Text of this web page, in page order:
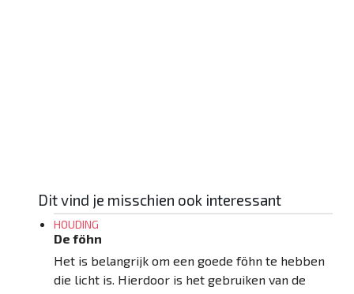
Dit vind je misschien ook interessant
HOUDING
De föhn
Het is belangrijk om een goede föhn te hebben
die licht is. Hierdoor is het gebruiken van de